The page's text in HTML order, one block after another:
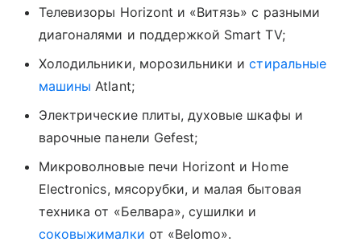
Телевизоры Horizont и «Витязь» с разными
диагоналями и поддержкой Smart TV;
Холодильники, морозильники истиральные
машины Atlant;
Электрические плиты, духовые шкафы и
варочные панели Gefest;
Микроволновые печи Horizont и Home
Electronics, мясорубки, и малая бытовая
техника от «Белвара», сушилки и
соковыжималки от «Belomo».